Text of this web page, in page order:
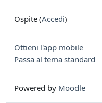
Ospite (Accedi)
Ottieni l'app mobile
Passa al tema standard
Powered by Moodle